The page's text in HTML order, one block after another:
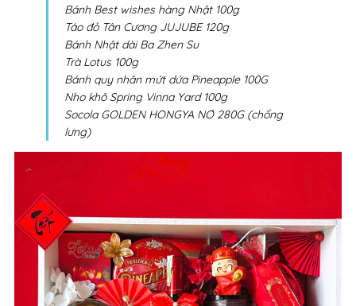
Bánh Best wishes hàng Nhật 100g
Táo đỏ Tân Cương JUJUBE 120g
Bánh Nhật dài Ba Zhen Su
Trà Lotus 100g
Bánh quy nhân mứt dứa Pineapple 100G
Nho khô Spring Vinna Yard 100g
Socola GOLDEN HONGYA NƠ 280G (chống
lưng)